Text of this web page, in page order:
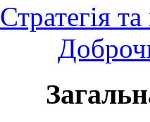
Стратегія